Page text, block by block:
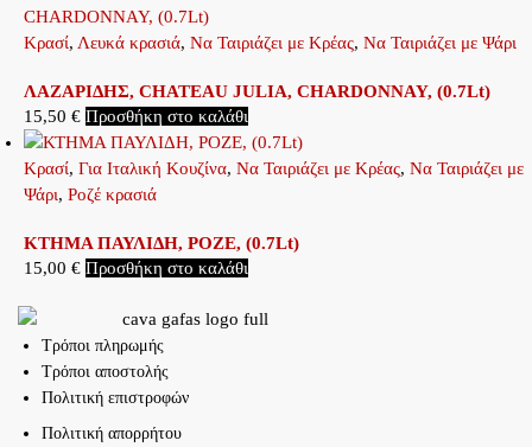
Κρασί, Λευκά κρασιά, Να Ταιριάζει με Κρέας, Να Ταιριάζει με Ψάρι
ΛΑΖΑΡΙΔΗΣ, CHATEAU JULIA, CHARDONNAY, (0.7Lt)
15,50 € Προσθήκη στο καλάθι
Κρασί, Για Ιταλική Κουζίνα, Να Ταιριάζει με Κρέας, Να Ταιριάζει με
Ψάρι, Ροζέ κρασιά
ΚΤΗΜΑ ΠΑΥΛΙΔΗ, ΡΟΖΕ, (0.7Lt)
15,00 € Προσθήκη στο καλάθι
Τρόποι πληρωμής
Τρόποι αποστολής
Πολιτική επιστροφών
Πολιτική απορρήτου